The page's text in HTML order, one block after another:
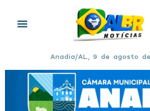
Anadia/AL, 9 de agosto